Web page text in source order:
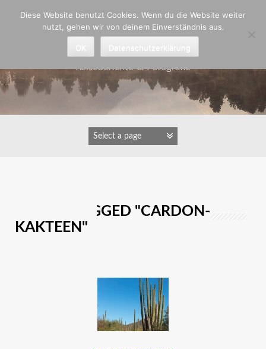
Astrid Padberg
Reiseberichte & Fotografie
IMAGES TAGGED "CARDON-
KAKTEEN"
Diese Website benutzt Cookies. Wenn du die Website weiter
nutzt, gehen wir von deinem Einverständnis aus.